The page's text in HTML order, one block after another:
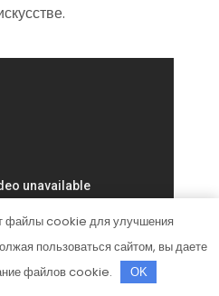
файлы cookie для улучшения
пользоваться сайтом, вы даете
файлов cookie.
OK